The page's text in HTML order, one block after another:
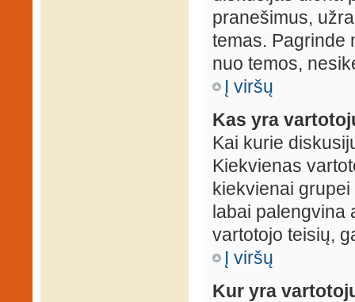
pranešimus,
temas. Pagrinde
nuo temos,
Į viršų
Kas yra
Kai kurie
Kiekvienas
kiekvienai
labai palengvina
vartotojo teisių,
Į viršų
Kur yra